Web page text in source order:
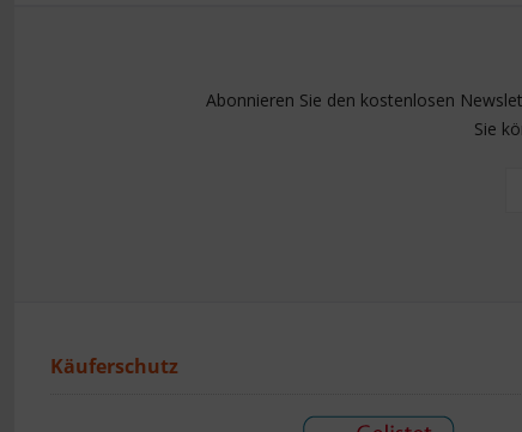
Abonnieren Sie den kostenlosen
Sie
Käuferschutz